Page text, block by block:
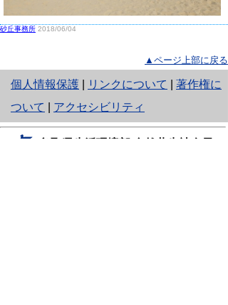
砂丘事務所 2018/06/04
▲ページ上部に戻る
個人情報保護
と
り
ネ
リンクについて
著作権に
ついて
アクセシビリティ